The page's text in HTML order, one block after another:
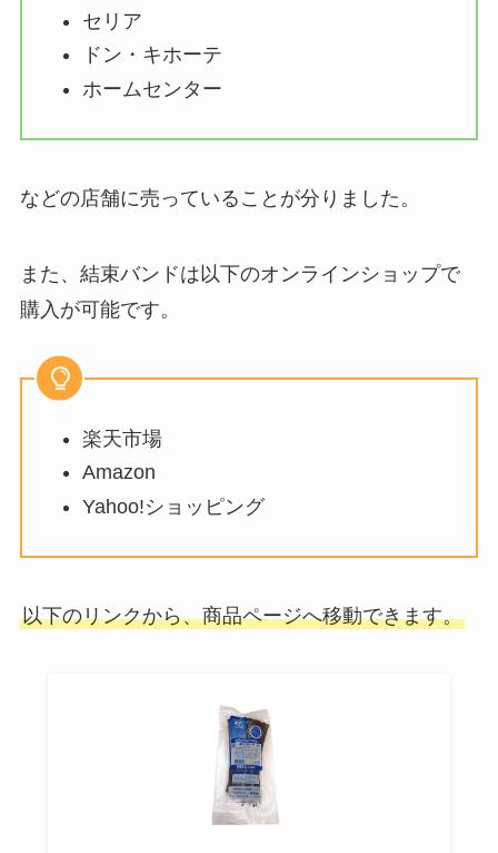
セリア
ドン・キホーテ
ホームセンター
などの店舗に売っていることが分りました。
また、結束バンドは以下のオンラインショップで
購入が可能です。
楽天市場
Amazon
Yahoo!ショッピング
以下のリンクから、商品ページへ移動できます。